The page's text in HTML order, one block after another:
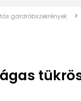
gardróbszekrények